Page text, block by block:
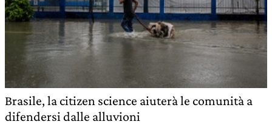
Brasile, la citizen science aiuterà le comunità a
difendersi dalle alluvioni